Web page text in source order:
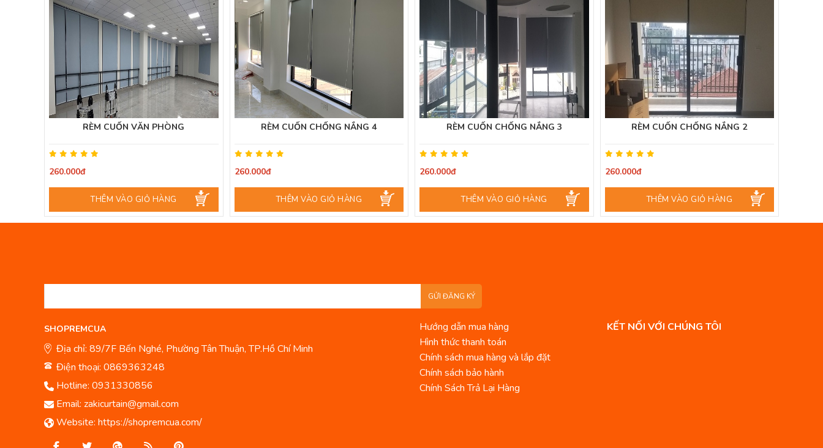
RÈM CUỐN VĂN PHÒNG
260.000đ
THÊM VÀO GIỎ HÀNG
RÈM CUỐN CHỐNG NẮNG 4
260.000đ
THÊM VÀO GIỎ HÀNG
RÈM CUỐN CHỐNG NẮNG 3
260.000đ
THÊM VÀO GIỎ HÀNG
RÈM CUỐN CHỐNG NẮNG 2
260.000đ
THÊM VÀO GIỎ HÀNG
GỬI ĐĂNG KÝ
SHOPREMCUA
Địa chỉ: 89/7F Bến Nghé, Phường Tân Thuận, TP.Hồ Chí Minh
Điện thoại: 0869363248
Hotline: 0931330856
Email: zakicurtain@gmail.com
Website: https://shopremcua.com/
Hướng dẫn mua hàng
Hình thức thanh toán
Chính sách mua hàng và lắp đặt
Chính sách bảo hành
Chính Sách Trả Lại Hàng
KẾT NỐI VỚI CHÚNG TÔI